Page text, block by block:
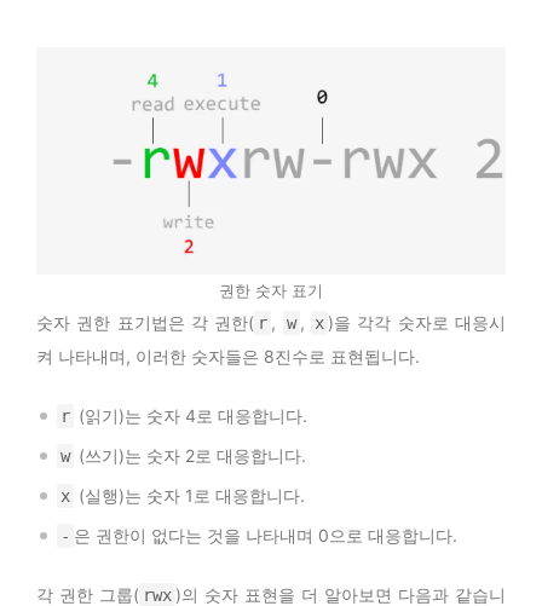
권한 숫자 표기
숫자 권한 표기법은 각 권한( r , w , x )을 각각 숫자로 대응시
켜 나타내며, 이러한 숫자들은 8진수로 표현됩니다.
r (읽기)는 숫자 4로 대응합니다.
w (쓰기)는 숫자 2로 대응합니다.
x (실행)는 숫자 1로 대응합니다.
- 은 권한이 없다는 것을 나타내며 0으로 대응합니다.
각 권한 그룹( rwx )의 숫자 표현을 더 알아보면 다음과 같습니